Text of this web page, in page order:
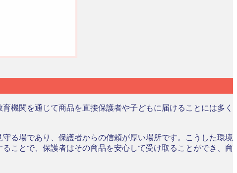
機関を通じて商品を直接保護者や子どもに届けることには多く
る場であり、保護者からの信頼が厚い場所です。こうした環境
ことで、保護者はその商品を安心して受け取ることができ、商